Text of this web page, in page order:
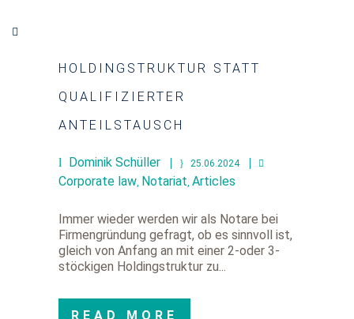
HOLDINGSTRUKTUR STATT
QUALIFIZIERTER
ANTEILSTAUSCH
Dominik Schüller 25.06.2024
Corporate law, Notariat, Articles
Immer wieder werden wir als Notare bei
Firmengründung gefragt, ob es sinnvoll ist,
gleich von Anfang an mit einer 2-oder 3-
stöckigen Holdingstruktur zu...
READ MORE